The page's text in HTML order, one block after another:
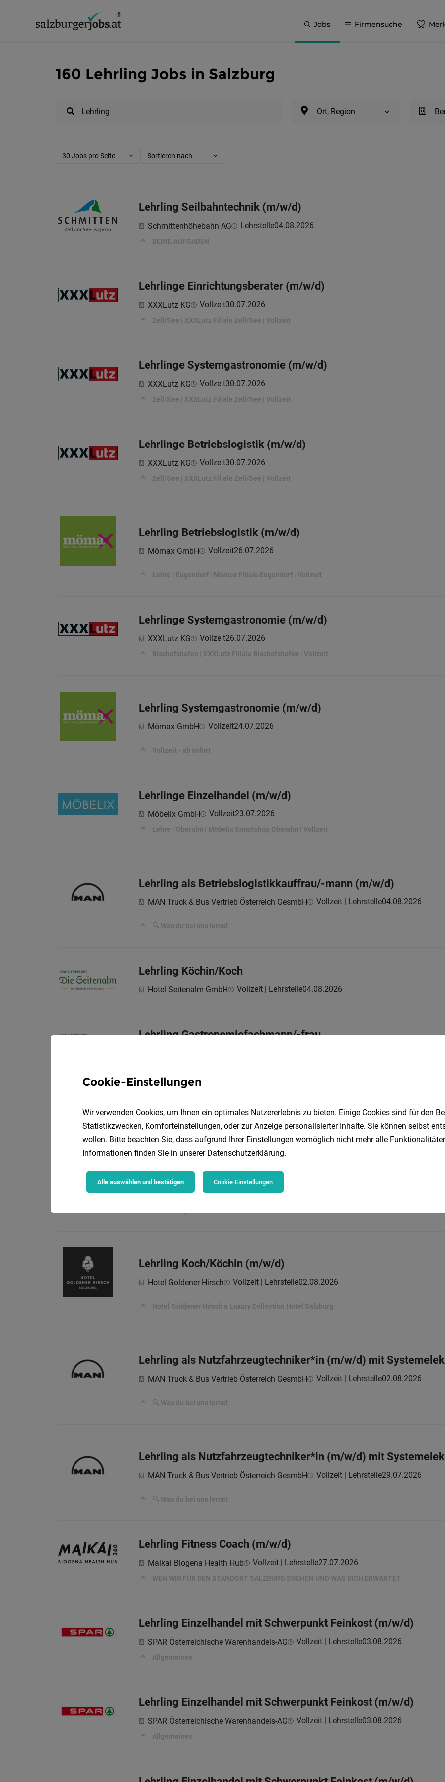
Jobs Firmensuche
160 Lehrling Jobs in Salzburg
Ort, Region
30 Jobs pro Seite Sortieren nach
Lehrling Seilbahntechnik (m/w/d)
Schmittenhöhebahn AG Lehrstelle04.08.2026
DEINE AUFGABEN
Lehrlinge Einrichtungsberater (m/w/d)
XXXLutz KG Vollzeit30.07.2026
Zell/See | XXXLutz Filiale Zell/See | Vollzeit
Lehrlinge Systemgastronomie (m/w/d)
XXXLutz KG Vollzeit30.07.2026
Zell/See | XXXLutz Filiale Zell/See | Vollzeit
Lehrlinge Betriebslogistik (m/w/d)
XXXLutz KG Vollzeit30.07.2026
Zell/See | XXXLutz Filiale Zell/See | Vollzeit
Lehrling Betriebslogistik (m/w/d)
Mömax GmbH Vollzeit26.07.2026
Lehre | Eugendorf | Mömax Filiale Eugendorf | Vollzeit
Lehrlinge Systemgastronomie (m/w/d)
XXXLutz KG Vollzeit26.07.2026
Bischofshofen | XXXLutz Filiale Bischofshofen | Vollzeit
Lehrling Systemgastronomie (m/w/d)
Mömax GmbH Vollzeit24.07.2026
Vollzeit - ab sofort
Lehrlinge Einzelhandel (m/w/d)
Möbelix GmbH Vollzeit23.07.2026
Lehre | Oberalm | Möbelix Smartshop Oberalm | Vollzeit
Lehrling als Betriebslogistikkauffrau/-mann (m/w/d)
MAN Truck & Bus Vertrieb Österreich GesmbH Vollzeit | Lehrstelle04.08.2026
🔍 Was du bei uns lernst
Lehrling Köchin/Koch
Hotel Seitenalm GmbH Vollzeit | Lehrstelle04.08.2026
Lehrling Gastronomiefachmann/-frau
Gasthof Landhotel Laudersbach GmbH Vollzeit | Lehrstelle 03.08.2026
Lehrling zum/zur Landmaschinentechniker:in /
Salzburger Lagerhaus Lehrstelle 03.08.2026
Lehrling Koch/Köchin (m/w/d)
Hotel Goldener Hirsch Vollzeit | Lehrstelle02.08.2026
Hotel Goldener Hirsch a Luxury Collection Hotel Salzburg
Lehrling als Nutzfahrzeugtechniker*in (m/w/d) mit
MAN Truck & Bus Vertrieb Österreich GesmbH Vollzeit | Lehrstelle02.08.2026
🔍 Was du bei uns lernst
Lehrling als Nutzfahrzeugtechniker*in (m/w/d) mit
MAN Truck & Bus Vertrieb Österreich GesmbH Vollzeit | Lehrstelle29.07.2026
🔍 Was du bei uns lernst
Lehrling Fitness Coach (m/w/d)
Maikai Biogena Health Hub Vollzeit | Lehrstelle27.07.2026
WEN WIR FÜR DEN STANDORT SALZBURG SUCHEN UND WAS DICH ERWARTET
Lehrling Einzelhandel mit Schwerpunkt Feinkost (m/w/d)
SPAR Österreichische Warenhandels-AG Vollzeit | Lehrstelle03.08.2026
Allgemeines
Lehrling Einzelhandel mit Schwerpunkt Feinkost (m/w/d)
SPAR Österreichische Warenhandels-AG Vollzeit | Lehrstelle03.08.2026
Allgemeines
Cookie-Einstellungen
Wir verwenden Cookies, um Ihnen ein optimales Nutzererlebnis zu bieten. Einige Cookies sind für den
Statistikzwecken, Komforteinstellungen, oder zur Anzeige personalisierter Inhalte. Sie können selbst
wollen. Bitte beachten Sie, dass aufgrund Ihrer Einstellungen womöglich nicht mehr alle
Informationen finden Sie in unserer Datenschutzerklärung.
Alle auswählen und bestätigen Cookie-Einstellungen